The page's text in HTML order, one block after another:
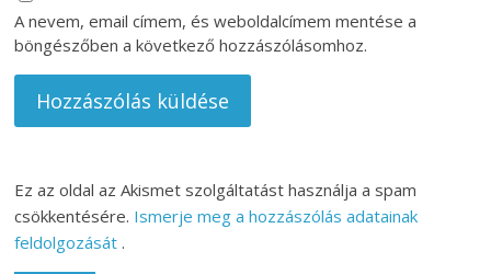
A nevem, email címem, és weboldalcímem mentése a
böngészőben a következő hozzászólásomhoz.
Ez az oldal az Akismet szolgáltatást használja a spam
csökkentésére. Ismerje meg a hozzászólás adatainak
feldolgozását .